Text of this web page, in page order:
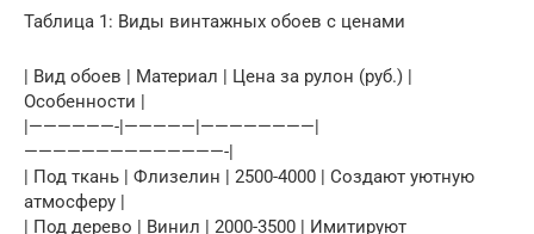
Таблица 1: Виды винтажных обоев с ценами
| Вид обоев | Материал | Цена за рулон (руб.) |
Особенности |
|——————-|—————|————————|
——————————————-|
| Под ткань | Флизелин | 2500-4000 | Создают уютную
атмосферу |
| Под дерево | Винил | 2000-3500 | Имитируют